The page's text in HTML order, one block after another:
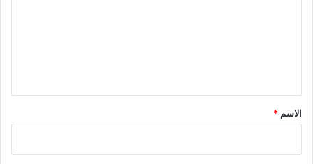
*
الاسم *